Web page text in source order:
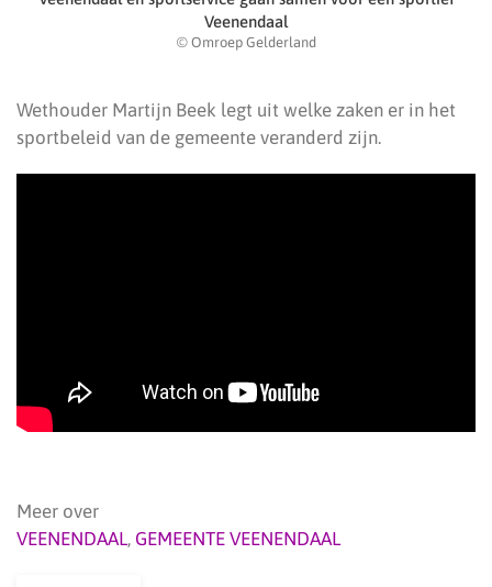
Veenendaal
© Omroep Gelderland
Wethouder Martijn Beek legt uit welke zaken er in het
sportbeleid van de gemeente veranderd zijn.
Meer over
VEENENDAAL, GEMEENTE VEENENDAAL